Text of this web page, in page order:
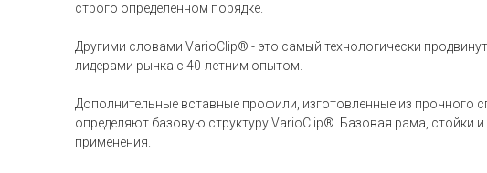
строго определенном порядке.
Другими словами VarioClip® - это самый технологически
лидерами рынка с 40-летним опытом.
Дополнительные вставные профили, изготовленные из
определяют базовую структуру VarioClip®. Базовая рама, стойки
применения.